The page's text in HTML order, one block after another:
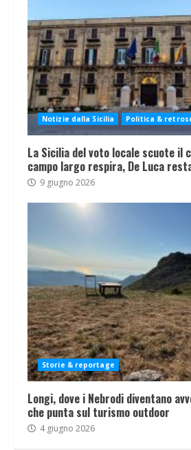
Notizie dalla Sicilia Politica &
La Sicilia del voto locale scuote il
campo largo respira, De Luca
9 giugno 2026
Storie & reportage
Longi, dove i Nebrodi diventano
che punta sul turismo outdoor
4 giugno 2026